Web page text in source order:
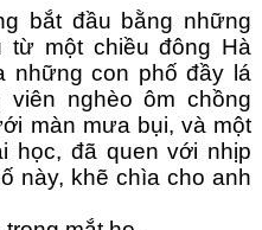
bắt đầu bằng những
từ một chiều đông Hà
những con phố đầy lá
nghèo ôm chồng
màn mưa bụi, và một
học, đã quen với nhịp
này, khẽ chìa cho anh